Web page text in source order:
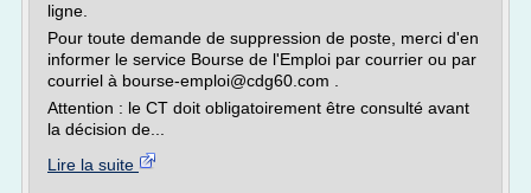
ligne.
Pour toute demande de suppression de poste, merci d'en
informer le service Bourse de l'Emploi par courrier ou par
courriel à bourse-emploi@cdg60.com .
Attention : le CT doit obligatoirement être consulté avant
la décision de...
Lire la suite